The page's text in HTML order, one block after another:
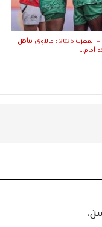
كأس أمم إفريقيا للسيدات – المغرب 2026 : مالاوي يتأهل
أمام…